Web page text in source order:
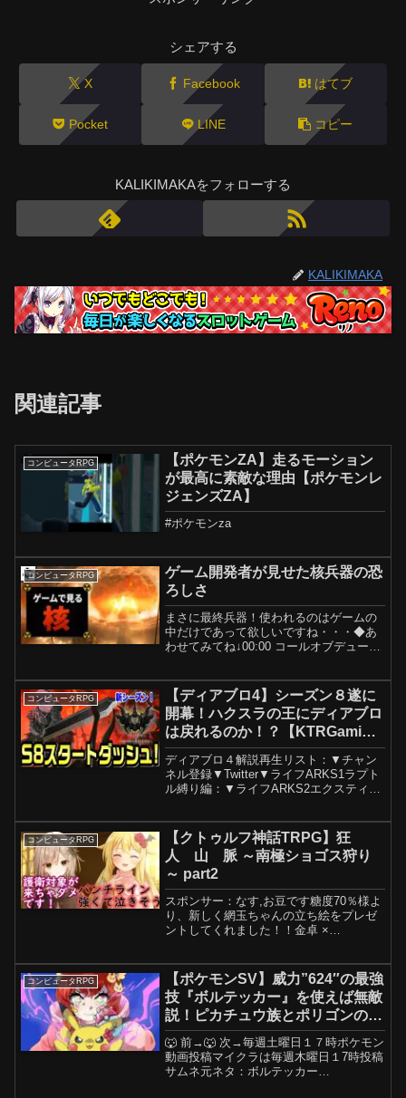
シェアする
X Facebook はてブ
Pocket LINE コピー
KALIKIMAKAをフォローする
KALIKIMAKA
関連記事
コンピュータRPG
【ポケモンZA】走るモーション
が最高に素敵な理由【ポケモンレ
ジェンズZA】
#ポケモンza
コンピュータRPG
ゲーム開発者が見せた核兵器の恐
ろしさ
まさに最終兵器！使われるのはゲームの
中だけであって欲しいですね・・・◆あ
わせてみてね↓00:00 コールオブデューテ
202:21 キルゾーン20...
コンピュータRPG
【ディアブロ4】シーズン８遂に
開幕！ハクスラの王にディアブロ
は戻れるのか！？【KTRGaming
DiabloⅣ ゲーム 実況】
ディアブロ４解説再生リスト：▼チャン
ネル登録▼Twitter▼ライフARKS1ラプト
ル縛り編：▼ライフARKS2エクスティン
フクラフトS1：▼ディスコード▼マイク
ラ...
コンピュータRPG
【クトゥルフ神話TRPG】狂
人 山 脈 ～南極ショゴス狩り
～ part2
スポンサー：なす,お豆です糖度70％様よ
り、新しく網玉ちゃんの立ち絵をプレゼ
ントしてくれました！！金卓 ×
早めに)シナリオ『無垢の神』はこちら：
冰鞠...
コンピュータRPG
【ポケモンSV】威力”624″の最強
技『ボルテッカー』を使えば無敵
説！ピカチュウ族とポリゴンの夢
のタッグで荒れ狂うランクマで３
タテせよ！！！
🐺 前→🐺 次→毎週土曜日１７時ポケモン
動画投稿マイクラは毎週木曜日１7時投稿
サムネ元ネタ：ボルテッカー